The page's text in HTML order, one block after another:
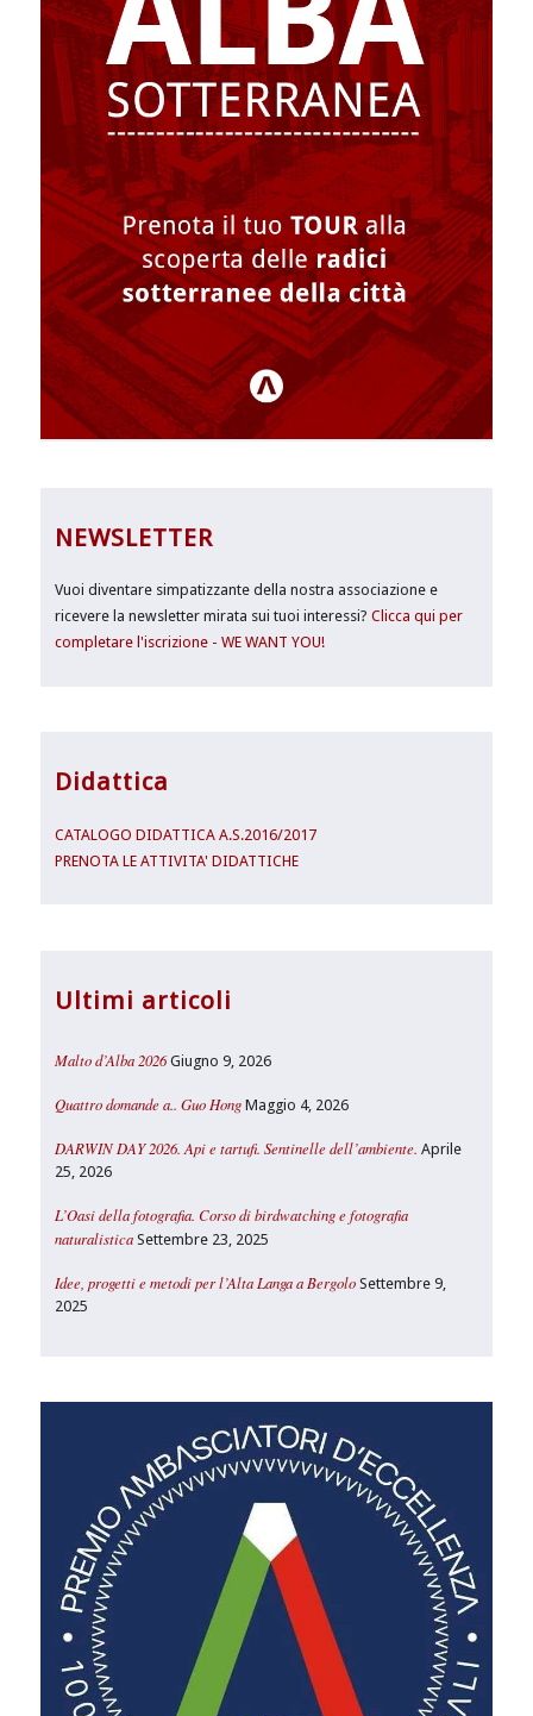
NEWSLETTER
Vuoi diventare simpatizzante della nostra associazione e
ricevere la newsletter mirata sui tuoi interessi?Clicca qui per
completare l'iscrizione - WE WANT YOU!
Didattica
CATALOGO DIDATTICA A.S.2016/2017
PRENOTA LE ATTIVITA' DIDATTICHE
Ultimi articoli
Malto d’Alba 2026 Giugno 9, 2026
Quattro domande a.. Guo Hong Maggio 4, 2026
DARWIN DAY 2026. Api e tartufi. Sentinelle dell’ambiente. Aprile
25, 2026
L’Oasi della fotografia. Corso di birdwatching e fotografia
naturalistica Settembre 23, 2025
Idee, progetti e metodi per l’Alta Langa a Bergolo Settembre 9,
2025